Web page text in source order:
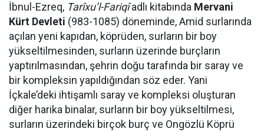
İbnul-Ezreq, Tarîxu’l-Fariqîadlı kitabında Mervani
Kürt Devleti (983-1085) döneminde, Amid surlarında
açılan yeni kapıdan, köprüden, surların bir boy
yükseltilmesinden, surların üzerinde burçların
yaptırılmasından, şehrin doğu tarafında bir saray ve
bir kompleksin yapıldığından söz eder. Yani
İçkale’deki ihtişamlı saray ve kompleksi oluşturan
diğer harika binalar, surların bir boy yükseltilmesi,
surların üzerindeki birçok burç ve Ongözlü Köprü